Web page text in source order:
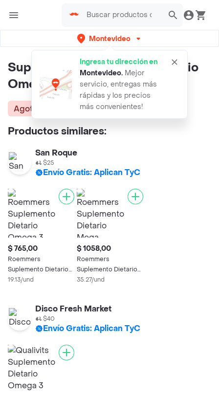
Montevideo
Ingresa tu dirección en
Montevideo. Mejor
servicio, entregas más
rápidas y los precios
más convenientes!
Super Extra Suplemento Dietario
Omega Servimedic
Agotado
Productos similares:
San Roque
$25
Envío Gratis: Aplican TyC
$ 765,00
Roemmers
Suplemento Dietario
Omega 3
19.13/und
$ 1058,00
Roemmers
Suplemento Dietario
Mega Omega 3
35.27/und
Disco Fresh Market
$40
Envío Gratis: Aplican TyC